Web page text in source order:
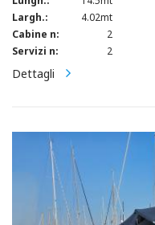
Largh.:
4.02mt
Cabine n:
2
Servizi n:
2
Dettagli